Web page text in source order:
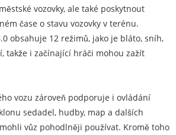
vozovky, ale také poskytnout
čase o stavu vozovky v terénu.
obsahuje 12 režimů, jako je bláto, sníh,
takže i začínající hráči mohou zažít
vozu zároveň podporuje i ovládání
sedadel, hudby, map a dalších
vůz pohodlněji používat. Kromě toho